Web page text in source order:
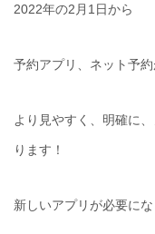
2022年の2月1日から
予約アプリ、ネット予約
より見やすく、明確に
ります！
新しいアプリが必要にな